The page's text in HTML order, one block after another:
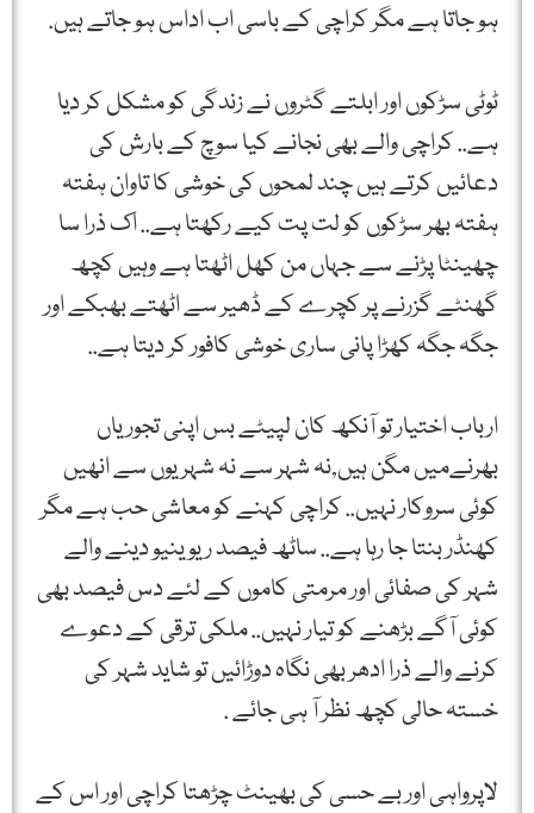
ہو جاتا ہے مگر کراچی کے باسی اب اداس ہو جاتے ہیں.
ٹوٹی سڑکوں اور ابلتے گٹروں نے زندگی کو مشکل کر دیا
ہے.. کراچی والے بھی نجانے کیا سوچ کے بارش کی
دعائیں کرتے ہیں چند لمحوں کی خوشی کا تاوان ہفتہ
ہفتہ بھر سڑکوں کو لت پت کیے رکھتا ہے.. اک ذرا سا
چھینٹا پڑنے سے جہاں من کھل اٹھتا ہے وہیں کچھ
گھنٹے گزرنے پر کچرے کے ڈھیر سے اٹھتے بھبکے اور
جگہ جگہ کھڑا پانی ساری خوشی کافور کر دیتا ہے..
ارباب اختیار تو آنکھ کان لپیٹے بس اپنی تجوریاں
بھرنےمیں مگن ہیں,نہ شہر سے نہ شہریوں سے انھیں
کوئی سروکار نہیں.. کراچی کہنے کو معاشی حب ہے مگر
کھنڈر بنتا جا رہا ہے.. ساٹھ فیصد ریوینیو دینے والے
شہر کی صفائی اور مرمتی کاموں کے لئے دس فیصد بھی
کوئی آگے بڑھنے کو تیار نہیں.. ملکی ترقی کے دعوے
کرنے والے ذرا ادھر بھی نگاہ دوڑائیں تو شاید شہر کی
خستہ حالی کچھ نظر آ ہی جائے .
لاپرواہی اور بے حسی کی بھینٹ چڑھتا کراچی اور اس کے